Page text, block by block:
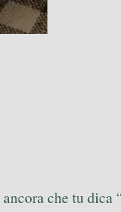
che tu dica